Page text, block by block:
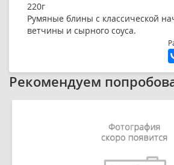
220г
Румяные блины с классической
ветчины и сырного соуса.
Рекомендуем